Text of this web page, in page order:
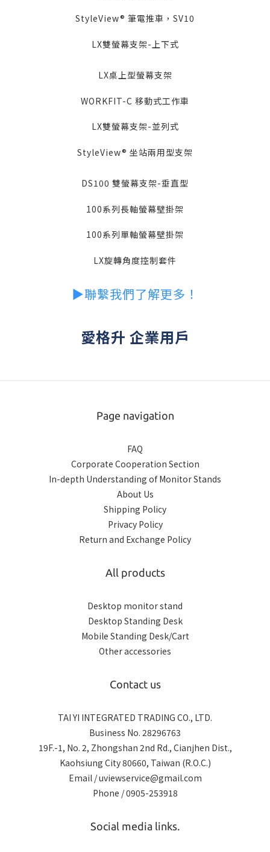
StyleView® 筆電推車，SV10
LX雙螢幕支架-上下式
LX桌上型螢幕支架
WORKFIT-C 移動式工作車
LX雙螢幕支架-並列式
StyleView® 坐站兩用型支架
DS100 雙螢幕支架-垂直型
100系列長軸螢幕壁掛架
100系列單軸螢幕壁掛架
LX旋轉角度控制套件
▶︎聯繫我們了解更多！
愛格升 企業用戶
Page navigation
FAQ
Corporate Cooperation Section
In-depth Understanding of Monitor Stands
About Us
Shipping Policy
Privacy Policy
Return and Exchange Policy
All products
Desktop monitor stand
Desktop Standing Desk
Mobile Standing Desk/Cart
Other accessories
Contact us
TAI YI INTEGRATED TRADING CO., LTD.
Business No. 28296763
19F.-1, No. 2, Zhongshan 2nd Rd., Cianjhen Dist.,
Kaohsiung City 80660, Taiwan (R.O.C.)
Email / uviewservice@gmail.com
Phone / 0905-253918
Social media links.